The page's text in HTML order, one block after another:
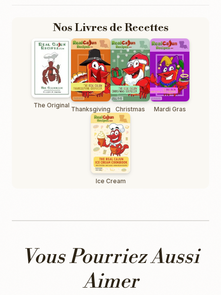
Nos Livres de Recettes
The Original Thanksgiving Christmas Mardi Gras
Ice Cream
Vous Pourriez Aussi
Aimer